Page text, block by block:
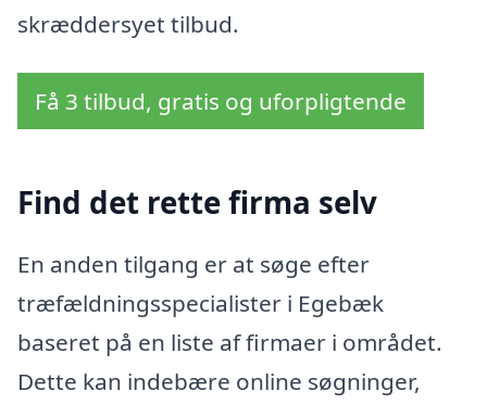
skræddersyet tilbud.
Få 3 tilbud, gratis og uforpligtende
Find det rette firma selv
En anden tilgang er at søge efter
træfældningsspecialister i Egebæk
baseret på en liste af firmaer i området.
Dette kan indebære online søgninger,